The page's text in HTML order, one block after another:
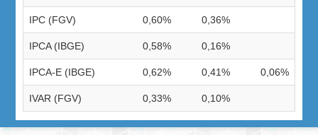
IPC (FGV) 0,60% 0,36%
IPCA (IBGE) 0,58% 0,16%
IPCA-E (IBGE) 0,62% 0,41% 0,06%
IVAR (FGV) 0,33% 0,10%